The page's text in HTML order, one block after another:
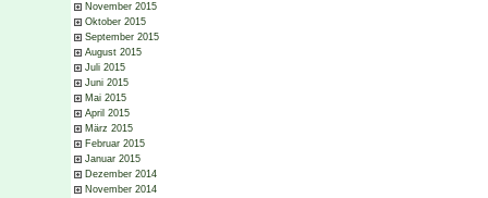
November 2015
Oktober 2015
September 2015
August 2015
Juli 2015
Juni 2015
Mai 2015
April 2015
März 2015
Februar 2015
Januar 2015
Dezember 2014
November 2014